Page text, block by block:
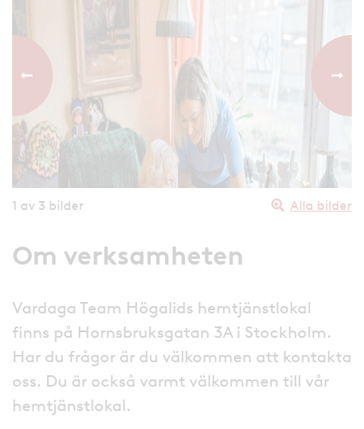
Föregående bild
1 av 3 bilder Alla bilder
Om verksamheten
Vardaga Team Högalids hemtjänstlokal
finns på Hornsbruksgatan 3A i Stockholm.
Har du frågor är du välkommen att kontakta
oss. Du är också varmt välkommen till vår
hemtjänstlokal.